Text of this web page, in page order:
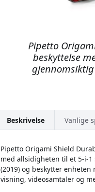
Pipetto
beskyttelse
Beskrivelse Vanlige
Pipetto Origami Shield
med allsidigheten til et 5-i-1
(2019) og beskytter
visning, videosamtaler og